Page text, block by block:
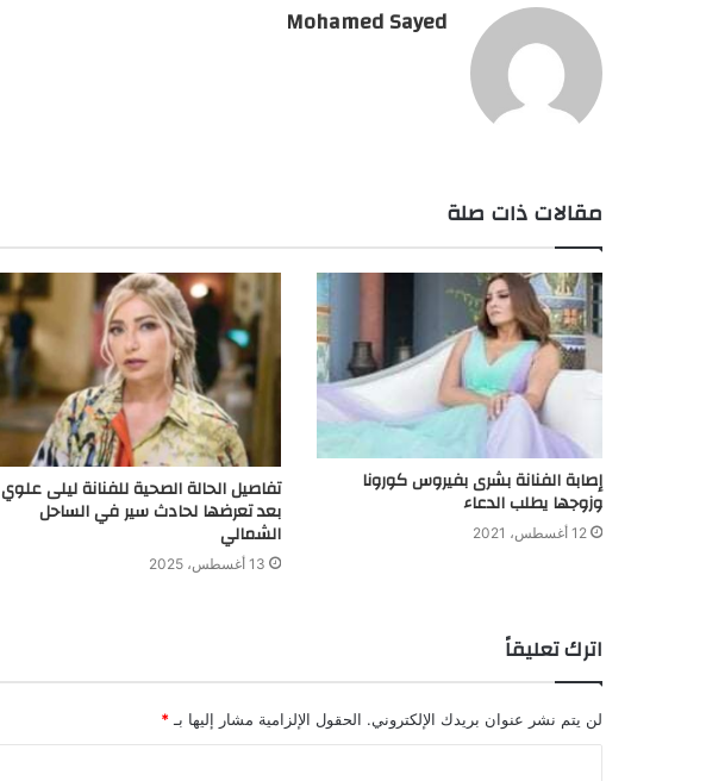
Mohamed Sayed
مقالات ذات صلة
إصابة الفنانة بشرى بفيروس كورونا
وزوجها يطلب الدعاء
12 أغسطس، 2021
تفاصيل الحالة الصحية للفنانة ليلى علوي
بعد تعرضها لحادث سير في الساحل
الشمالي
13 أغسطس، 2025
اترك تعليقاً
لن يتم نشر عنوان بريدك الإلكتروني. الحقول الإلزامية مشار إليها بـ *